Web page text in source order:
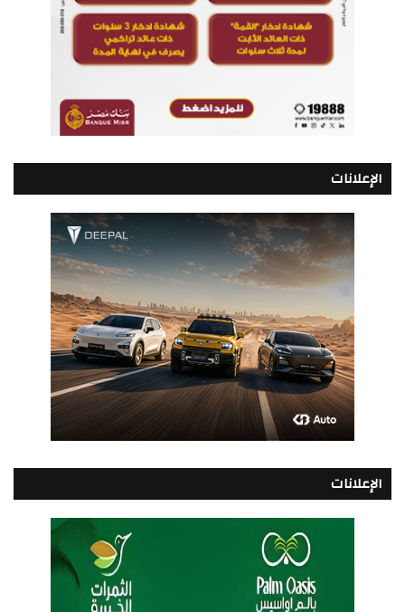
الإعلانات
الإعلانات